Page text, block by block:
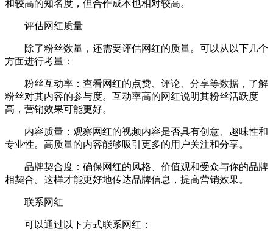
和较高的知名度，但合作成本也相对较高。
评估网红质量
除了粉丝数量，还需要评估网红的质量。可以从以下几个
方面进行考量：
粉丝互动率：查看网红的点赞、评论、分享等数据，了解
粉丝对其内容的参与度。互动率高的网红说明其粉丝活跃度
高，营销效果可能更好。
内容质量：观察网红的视频内容是否具有创意、趣味性和
专业性。高质量的内容能够吸引更多的用户关注和分享。
品牌契合度：确保网红的风格、价值观和受众与你的品牌
相契合。这样才能更好地传达品牌信息，提高营销效果。
联系网红
可以通过以下方式联系网红：